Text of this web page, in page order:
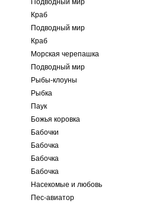
Подводный мир
Краб
Подводный мир
Краб
Морская черепашка
Подводный мир
Рыбы-клоуны
Рыбка
Паук
Божья коровка
Бабочки
Бабочка
Бабочка
Бабочка
Насекомые и любовь
Пес-авиатор